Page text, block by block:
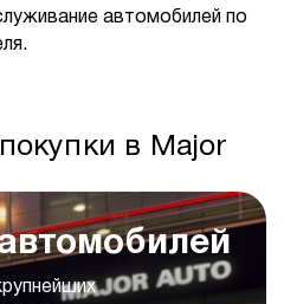
автомобилей по
в Major